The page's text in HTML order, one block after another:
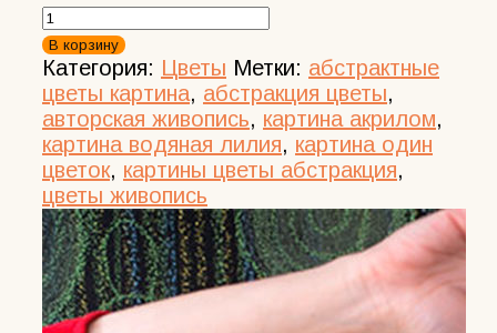
Количество
товара
Абстрактный
цветок
Живопись
на
бумаге
в
смешанной
технике
В корзину
Категория: Цветы Метки: абстрактные
цветы картина, абстракция цветы,
авторская живопись, картина акрилом,
картина водяная лилия, картина один
цветок, картины цветы абстракция,
цветы живопись